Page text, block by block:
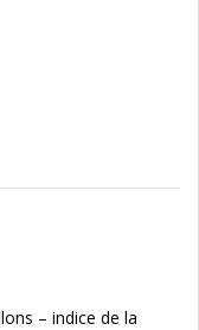
– indice de la